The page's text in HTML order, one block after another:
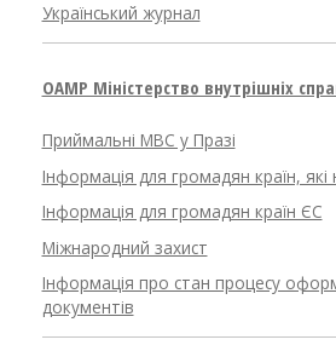
Український журнал
OAMP Міністерство внутрішніх
Приймальні МВС у Празі
Інформація для громадян країн,
Інформація для громадян країн ЄС
Міжнародний захист
Інформація про стан процесу
документів